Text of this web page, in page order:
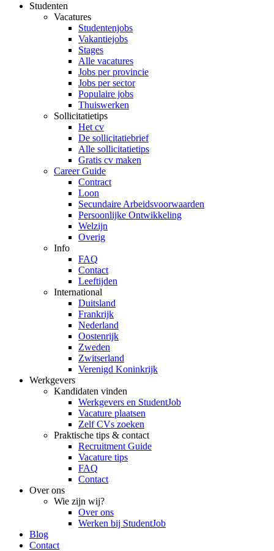
Studenten
Vacatures
Studentenjobs
Vakantiejobs
Stages
Alle vacatures
Jobs per provincie
Jobs per sector
Populaire jobs
Thuiswerken
Sollicitatietips
Het cv
De sollicitatiebrief
Alle sollicitatietips
Gratis cv maken
Career Guide
Contract
Loon
Secundaire Arbeidsvoorwaarden
Persoonlijke Ontwikkeling
Welzijn
Overig
Info
FAQ
Contact
Leeftijden
International
Duitsland
Frankrijk
Nederland
Oostenrijk
Zweden
Zwitserland
Verenigd Koninkrijk
Werkgevers
Kandidaten vinden
Werkgevers en StudentJob
Vacature plaatsen
Zelf CVs zoeken
Praktische tips & contact
Recruitment Guide
Vacature tips
FAQ
Contact
Over ons
Wie zijn wij?
Over ons
Werken bij StudentJob
Blog
Contact